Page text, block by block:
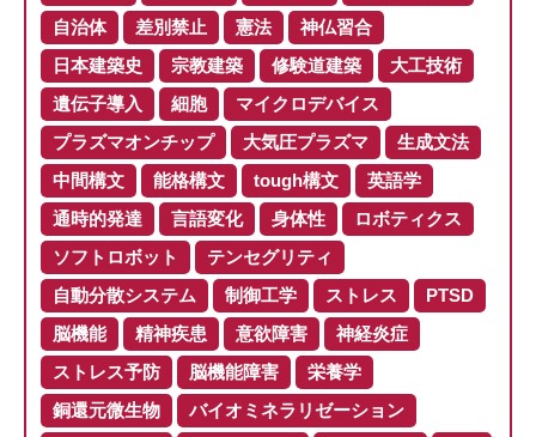
自治体
差別禁止 憲法
神仏習合
日本建築史
宗教建築 修験道建築
大工技術
遺伝子導入
細胞
マイクロデバイス
プラズマオンチップ
大気圧プラズマ
生成文法
中間構文
能格構文 tough構文
英語学
通時的発達
言語変化 身体性
ロボティクス
ソフトロボット
テンセグリティ
自動分散システム
制御工学 ストレス
PTSD
脳機能
精神疾患 意欲障害
神経炎症
ストレス予防
脳機能障害
栄養学
銅還元微生物
バイオミネラリゼーション